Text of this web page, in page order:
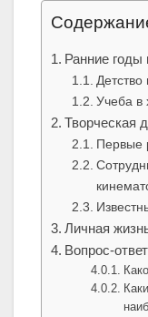
Ранние годы
Детство
Учеба в
Творческая
Первые
Личная
Вопрос-